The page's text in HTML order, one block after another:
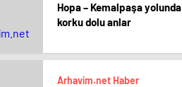
Hopa – Kemalpaşa yolunda
korku dolu anlar
Arhavim.net Haber